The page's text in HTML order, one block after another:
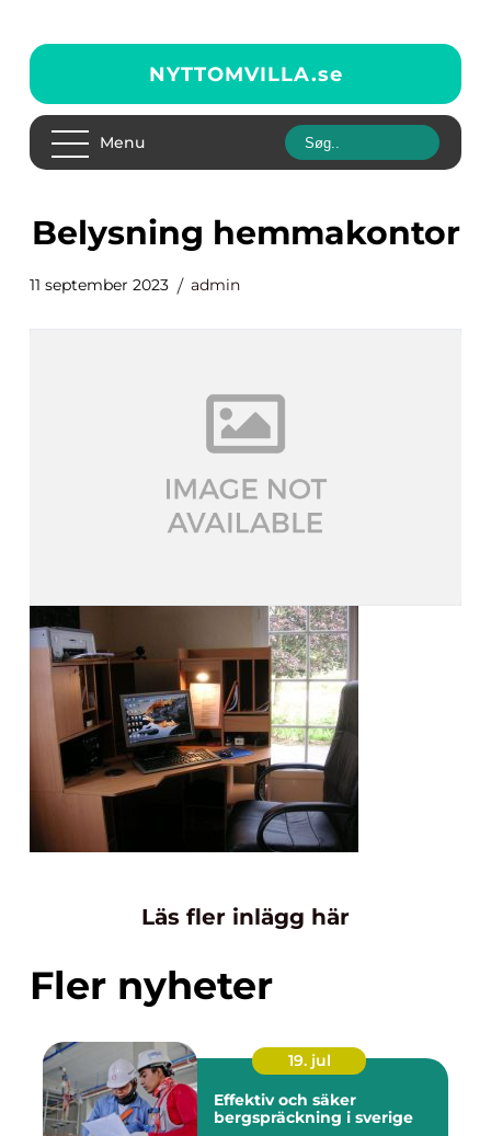
NYTTOMVILLA.se
Menu
belysning hemmakontor
11 september 2023 admin
Läs fler inlägg här
Fler nyheter
19. jul
Effektiv och säker
bergspräckning i sverige